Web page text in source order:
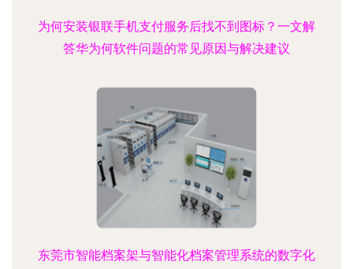
为何安装银联手机支付服务后找不到图标？一文解
答华为何软件问题的常见原因与解决建议
东莞市智能档案架与智能化档案管理系统的数字化